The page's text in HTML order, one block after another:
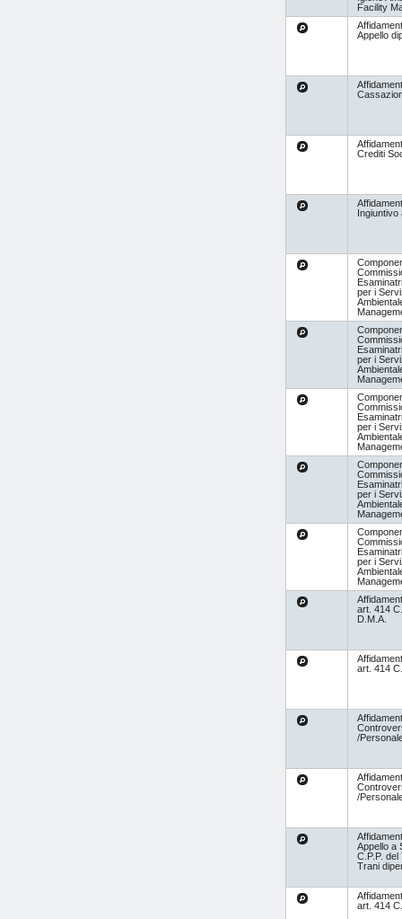
Facility
Appello
Crediti
Ingiuntivo
per i
per i
per i
per i
per i
art. 414
D.M.A.
art. 414
/
/
Appello a
C.P.P. del
Trani
art. 414